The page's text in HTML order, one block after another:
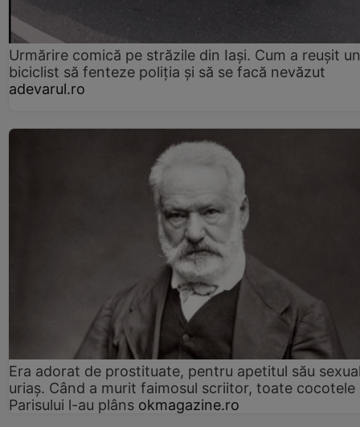
Urmărire comică pe străzile din Iași. Cum a reușit un
biciclist să fenteze poliția și să se facă nevăzut
adevarul.ro
Era adorat de prostituate, pentru apetitul său
uriaș. Când a murit faimosul scriitor, toate cocotele
Parisului l-au plâns okmagazine.ro